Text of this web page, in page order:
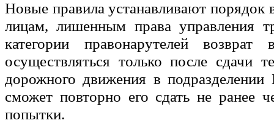
Новые правила устанавливают порядок
лицам, лишенным права управления
категории правонарутелей возврат
осуществляться только после сдачи
дорожного движения в
сможет повторно его сдать не ранее
попытки.